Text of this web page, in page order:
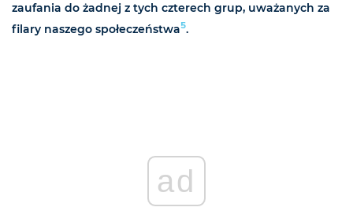
zaufania do żadnej z tych czterech grup, uważanych za
filary naszego społeczeństwa5.
ad